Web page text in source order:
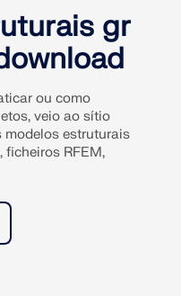
gr
ou como
veio ao sítio
modelos estruturais
ficheiros RFEM,